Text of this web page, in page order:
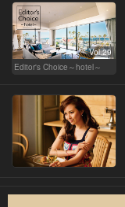
Vol.29
Editor's Choice～hotel～